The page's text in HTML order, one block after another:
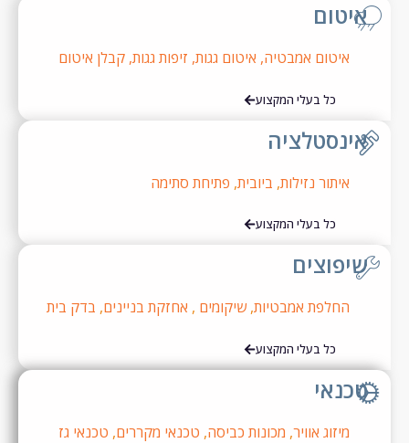
איטום אמבטיה,איטום גגות,זיפות גגות,קבלן איטום
כל בעלי המקצוע
איתור נזילות, ביובית, פתיחת סתימה
כל בעלי המקצוע
החלפת אמבטיות,שיקומים,אחזקת בניינים ,בדק בית
כל בעלי המקצוע
מיזוג אוויר,מכונות כביסה, טכנאי מקררים ,טכנאי גז